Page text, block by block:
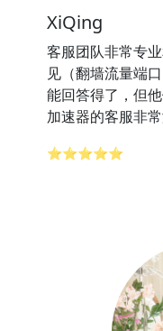
XiQing
客服团队非常专
见（翻墙流量端
能回答得了，但
加速器的客服非常
⭐⭐⭐⭐⭐